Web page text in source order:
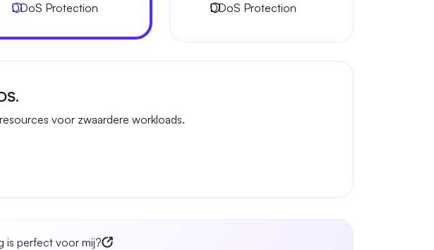
DDoS Protection
DDoS Protection
voor zwaardere workloads.
is perfect voor mij?